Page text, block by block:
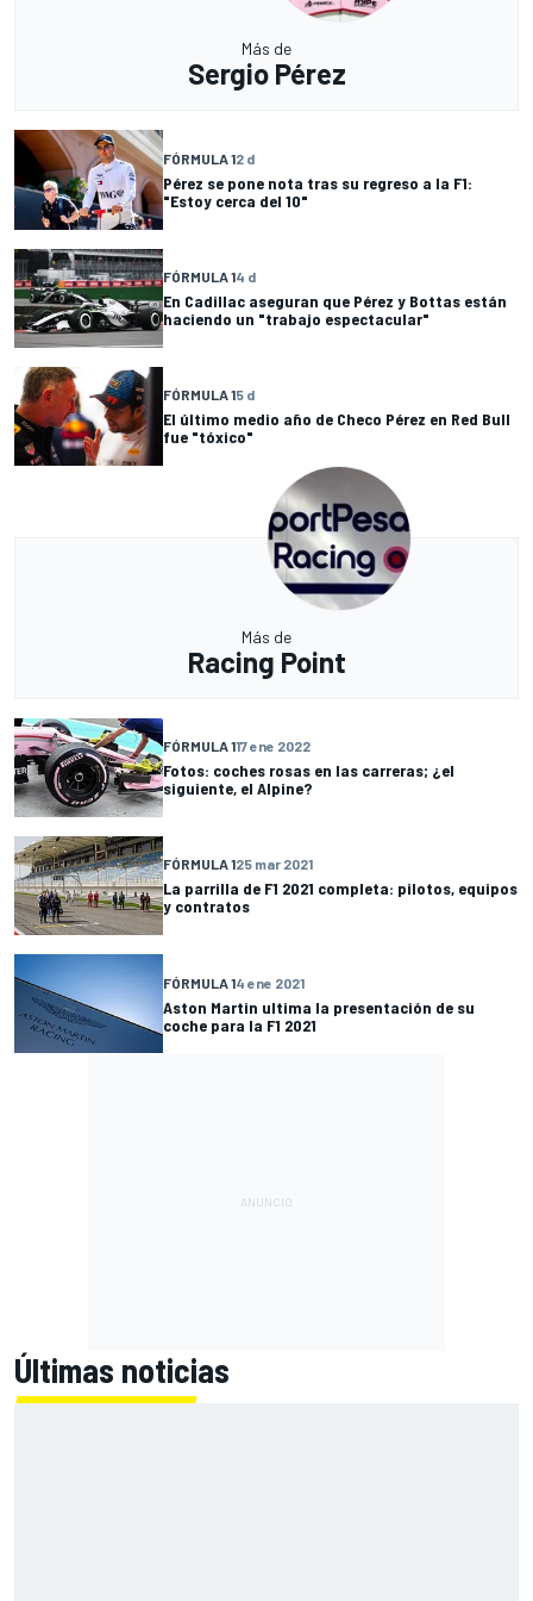
Más de
Sergio Pérez
FÓRMULA 12 d
Pérez se pone nota tras su regreso a la F1:
"Estoy cerca del 10"
FÓRMULA 14 d
En Cadillac aseguran que Pérez y Bottas están
haciendo un "trabajo espectacular"
FÓRMULA 15 d
El último medio año de Checo Pérez en Red Bull
fue "tóxico"
Más de
Racing Point
FÓRMULA 117 ene 2022
Fotos: coches rosas en las carreras; ¿el
siguiente, el Alpine?
FÓRMULA 125 mar 2021
La parrilla de F1 2021 completa: pilotos, equipos
y contratos
FÓRMULA 14 ene 2021
Aston Martin ultima la presentación de su
coche para la F1 2021
Últimas noticias